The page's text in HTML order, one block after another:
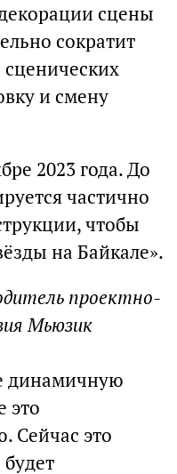
сцены
сократит
и смену
2023 года. До
частично
чтобы
на Байкале».
проектно-
Мьюзик
динамичную
это
Сейчас это